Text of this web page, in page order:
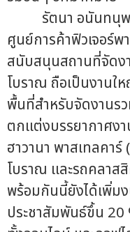
รัตนา อนันทนุพง
ศูนย์การค้าฟิวเจอร์พ
สนับสนุนสถานที่จัดง
โบราณ ถือเป็นงานใ
พื้นที่สำหรับจัดงานร
ตกแต่งบรรยากาศง
ฮาวานา พาสเทลคา
โบราณ และรถคลาส
พร้อมกันนี้ยังได้เพิ่ม
ประชาสัมพันธ์ขึ้น 20